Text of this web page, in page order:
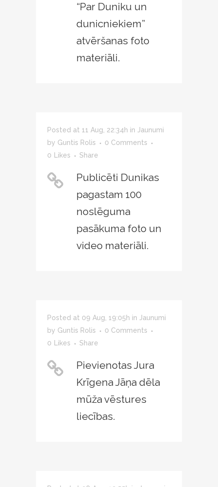
“Par Duniku un
dunicniekiem”
atvēršanas foto
materiāli.
Posted at 11 Aug, 22:34h in Jaunumi
by Guntis Rolis
0 Comments
0
Likes Share
Publicēti Dunikas
pagastam 100
noslēguma
pasākuma foto un
video materiāli.
Posted at 09 Aug, 19:05h in Jaunumi
by Guntis Rolis
0 Comments
0
Likes Share
Pievienotas Jura
Krīgena Jāņa dēla
mūža vēstures
liecības.